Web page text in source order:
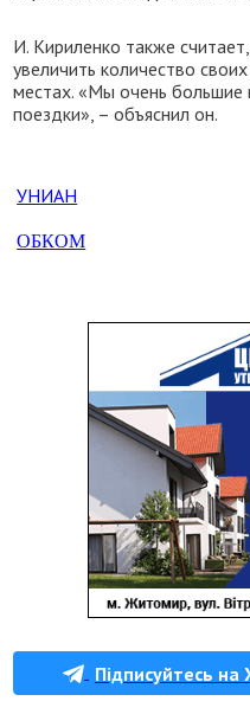
И. Кириленко также
увеличить количество
местах. «Мы очень
поездки», – объяснил он.
УНИАН
ОБКОМ
Підписуйтесь